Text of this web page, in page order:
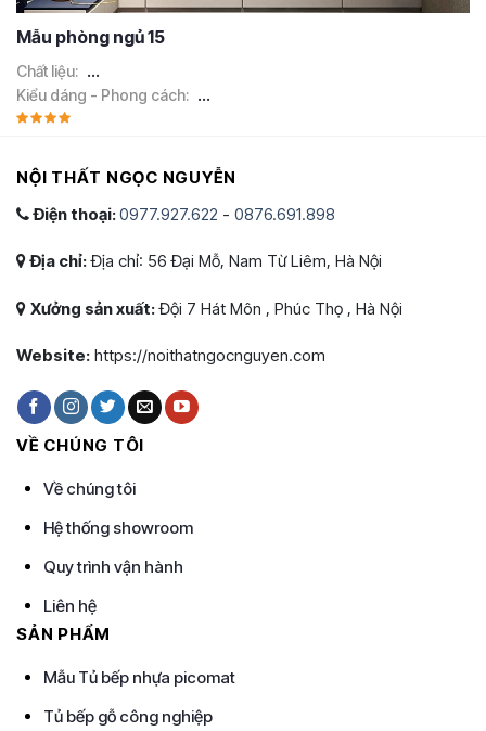
Mẫu phòng ngủ 15
Chất liệu: ...
Kiểu dáng - Phong cách: ...
NỘI THẤT NGỌC NGUYỄN
Điện thoại:0977.927.622 - 0876.691.898
Địa chỉ:Địa chỉ: 56 Đại Mỗ, Nam Từ Liêm, Hà Nội
Xưởng sản xuất:Đội 7 Hát Môn , Phúc Thọ , Hà Nội
Website: https://noithatngocnguyen.com
VỀ CHÚNG TÔI
Về chúng tôi
Hệ thống showroom
Quy trình vận hành
Liên hệ
SẢN PHẨM
Mẫu Tủ bếp nhựa picomat
Tủ bếp gỗ công nghiệp